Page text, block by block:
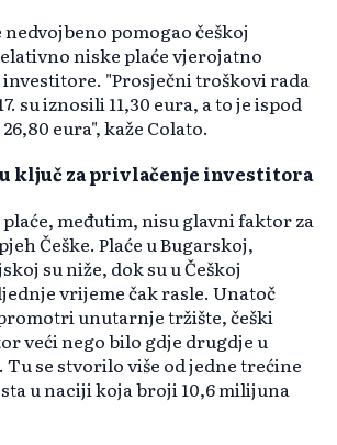
pomogao češkoj
niske plaće vjerojatno
"Prosječni troškovi rada
su iznosili 11,30 eura, a to je ispod
eura", kaže Colato.
ključ za privlačenje investitora
međutim, nisu glavni faktor za
Češke. Plaće u Bugarskoj,
su niže, dok su u Češkoj
vrijeme čak rasle. Unatoč
unutarnje tržište, češki
veći nego bilo gdje drugdje u
se stvorilo više od jedne trećine
u naciji koja broji 10,6 milijuna